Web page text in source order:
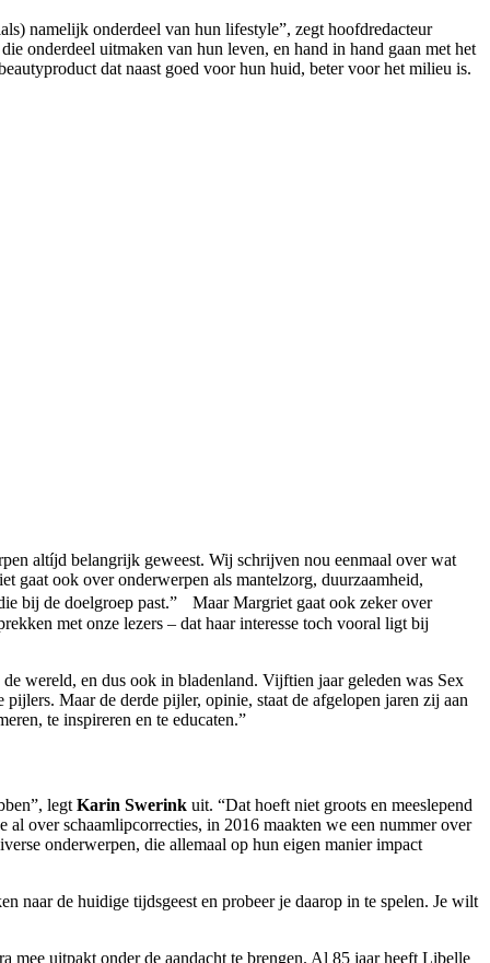
namelijk onderdeel van hun lifestyle”, zegt hoofdredacteur
onderdeel uitmaken van hun leven, en hand in hand gaan met het
dat naast goed voor hun huid, beter voor het milieu is.
altíjd belangrijk geweest. Wij schrijven nou eenmaal over wat
gaat ook over onderwerpen als mantelzorg, duurzaamheid,
bij de doelgroep past.” Maar Margriet gaat ook zeker over
met onze lezers – dat haar interesse toch vooral ligt bij
wereld, en dus ook in bladenland. Vijftien jaar geleden was Sex
Maar de derde pijler, opinie, staat de afgelopen jaren zij aan
te inspireren en te educaten.”
legt Karin Swerink uit. “Dat hoeft niet groots en meeslepend
over schaamlipcorrecties, in 2016 maakten we een nummer over
onderwerpen, die allemaal op hun eigen manier impact
naar de huidige tijdsgeest en probeer je daarop in te spelen. Je wilt
uitpakt onder de aandacht te brengen. Al 85 jaar heeft Libelle